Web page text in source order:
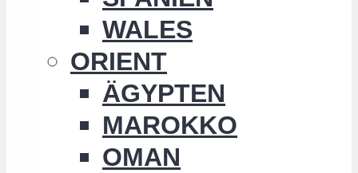
WALES
ORIENT
ÄGYPTEN
MAROKKO
OMAN